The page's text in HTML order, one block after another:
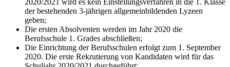
der bestehenden 3-jährigen allgemeinbildenden Lyzeen
geben;
Die ersten Absolventen werden im Jahr 2020 die
Berufsschule 1. Grades abschließen;
Die Einrichtung der Berufsschulen erfolgt zum 1. September
2020. Die erste Rekrutierung von Kandidaten wird für das